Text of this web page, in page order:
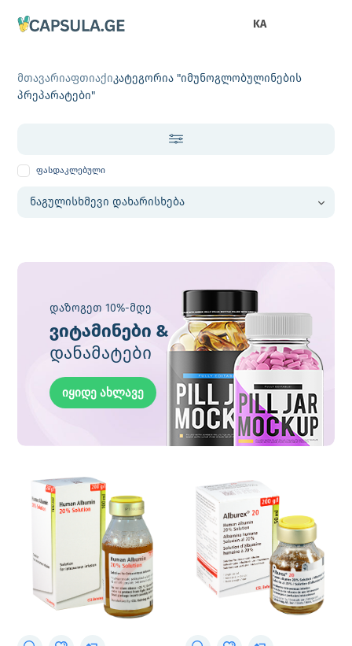
KA
მთავარიაფთიაქიკატეგორია "იმუნოგლობულინების
პრეპარატები"
ფასდაკლებული
დაზოგეთ 10%-მდე
ვიტამინები &
დანამატები
იყიდე ახლავე